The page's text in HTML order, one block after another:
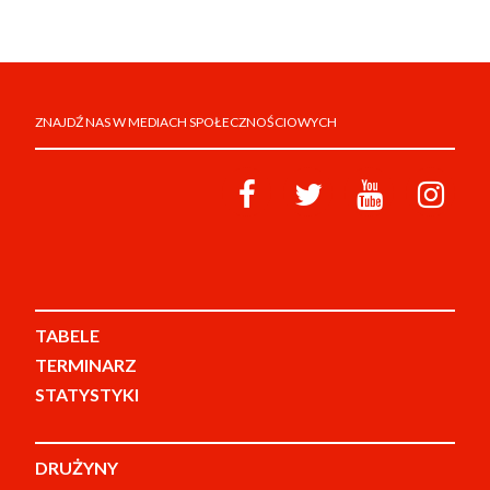
ZNAJDŹ NAS W MEDIACH SPOŁECZNOŚCIOWYCH
TABELE
TERMINARZ
STATYSTYKI
DRUŻYNY